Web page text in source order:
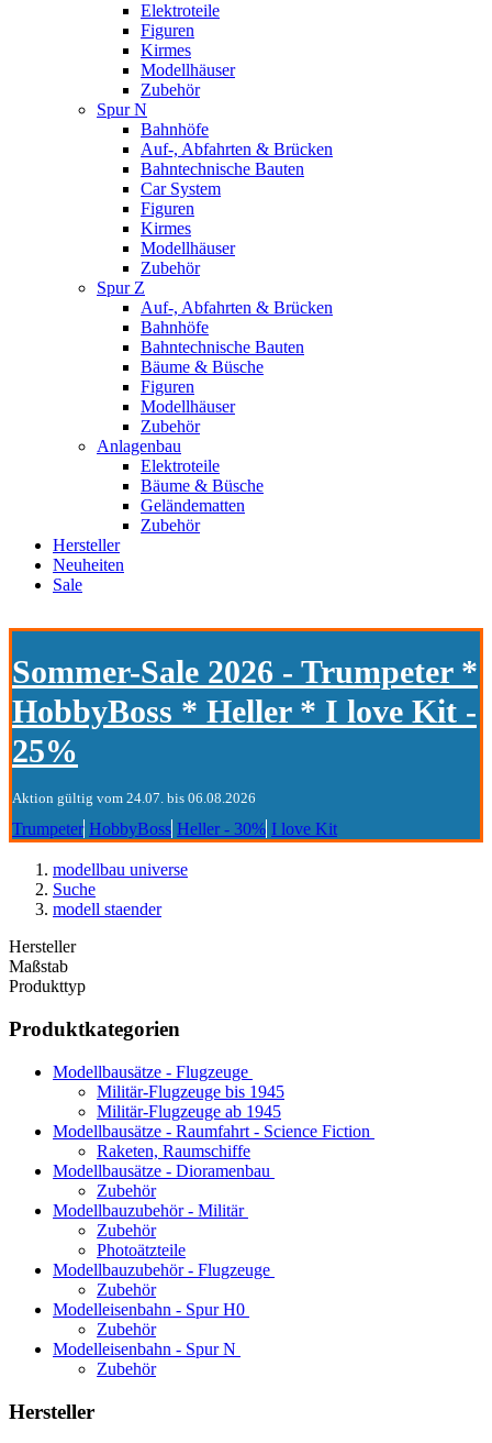
Elektroteile
Figuren
Kirmes
Modellhäuser
Zubehör
Spur N
Bahnhöfe
Auf-, Abfahrten & Brücken
Bahntechnische Bauten
Car System
Figuren
Kirmes
Modellhäuser
Zubehör
Spur Z
Auf-, Abfahrten & Brücken
Bahnhöfe
Bahntechnische Bauten
Bäume & Büsche
Figuren
Modellhäuser
Zubehör
Anlagenbau
Elektroteile
Bäume & Büsche
Geländematten
Zubehör
Hersteller
Neuheiten
Sale
Sommer-Sale 2026 - Trumpeter *
HobbyBoss * Heller * I love Kit -
25%
Aktion gültig vom 24.07. bis 06.08.2026
Trumpeter HobbyBoss Heller - 30% I love Kit
modellbau universe
Suche
modell staender
Hersteller
Maßstab
Produkttyp
Produktkategorien
Modellbausätze - Flugzeuge
Militär-Flugzeuge bis 1945
Militär-Flugzeuge ab 1945
Modellbausätze - Raumfahrt - Science Fiction
Raketen, Raumschiffe
Modellbausätze - Dioramenbau
Zubehör
Modellbauzubehör - Militär
Zubehör
Photoätzteile
Modellbauzubehör - Flugzeuge
Zubehör
Modelleisenbahn - Spur H0
Zubehör
Modelleisenbahn - Spur N
Zubehör
Hersteller